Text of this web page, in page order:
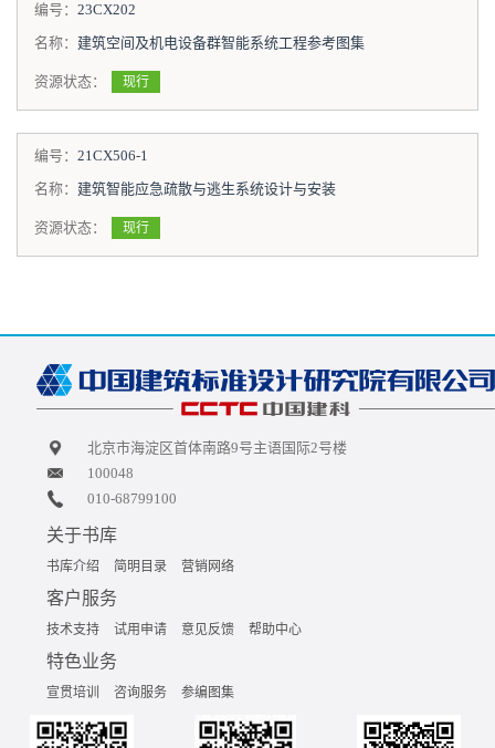
编号： 23CX202
名称： 建筑空间及机电设备群智能系统工程参考图集
资源状态： 现行
编号： 21CX506-1
名称： 建筑智能应急疏散与逃生系统设计与安装
资源状态： 现行
北京市海淀区首体南路9号主语国际2号楼
100048
010-68799100
关于书库
书库介绍 简明目录 营销网络
客户服务
技术支持 试用申请 意见反馈 帮助中心
特色业务
宣贯培训 咨询服务 参编图集